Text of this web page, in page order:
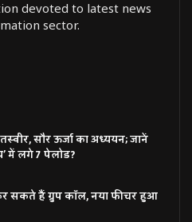
devoted to latest news
sector.
सौर ऊर्जा का अध्ययन; जानें
में लगे 7 पेलोड?
सकते हैं ग्रुप कॉल, नया फीचर हुआ